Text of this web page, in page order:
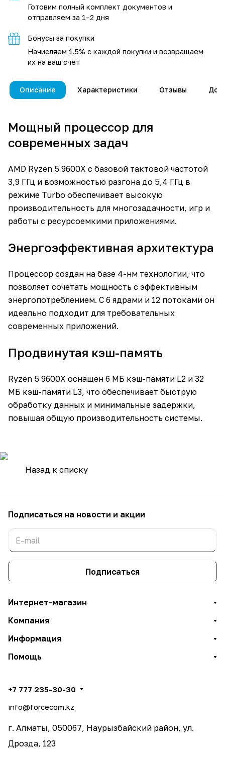
Готовим полный комплект документов и
отправляем за 1–2 дня
Бонусы за покупки
Начисляем 1.5% с каждой покупки и возвращаем
их на ваш счёт
Описание Характеристики Отзывы
Мощный процессор для
современных задач
AMD Ryzen 5 9600X с базовой тактовой частотой
3,9 ГГц и возможностью разгона до 5,4 ГГц в
режиме Turbo обеспечивает высокую
производительность для многозадачности, игр и
работы с ресурсоемкими приложениями.
Энергоэффективная архитектура
Процессор создан на базе 4-нм технологии, что
позволяет сочетать мощность с эффективным
энергопотреблением. С 6 ядрами и 12 потоками он
идеально подходит для требовательных
современных приложений.
Продвинутая кэш-память
Ryzen 5 9600X оснащен 6 МБ кэш-памяти L2 и 32
МБ кэш-памяти L3, что обеспечивает быструю
обработку данных и минимальные задержки,
повышая общую производительность системы.
Назад к списку
Подписаться на новости и акции
Подписаться
Интернет-магазин
Компания
Информация
Помощь
+7 777 235-30-30
info@forcecom.kz
г. Алматы, 050067, Наурызбайский район, ул.
Дрозда, 123